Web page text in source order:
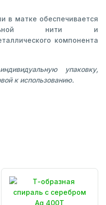
в матке обеспечивается
нити и
компонента
упаковку,
к использованию.